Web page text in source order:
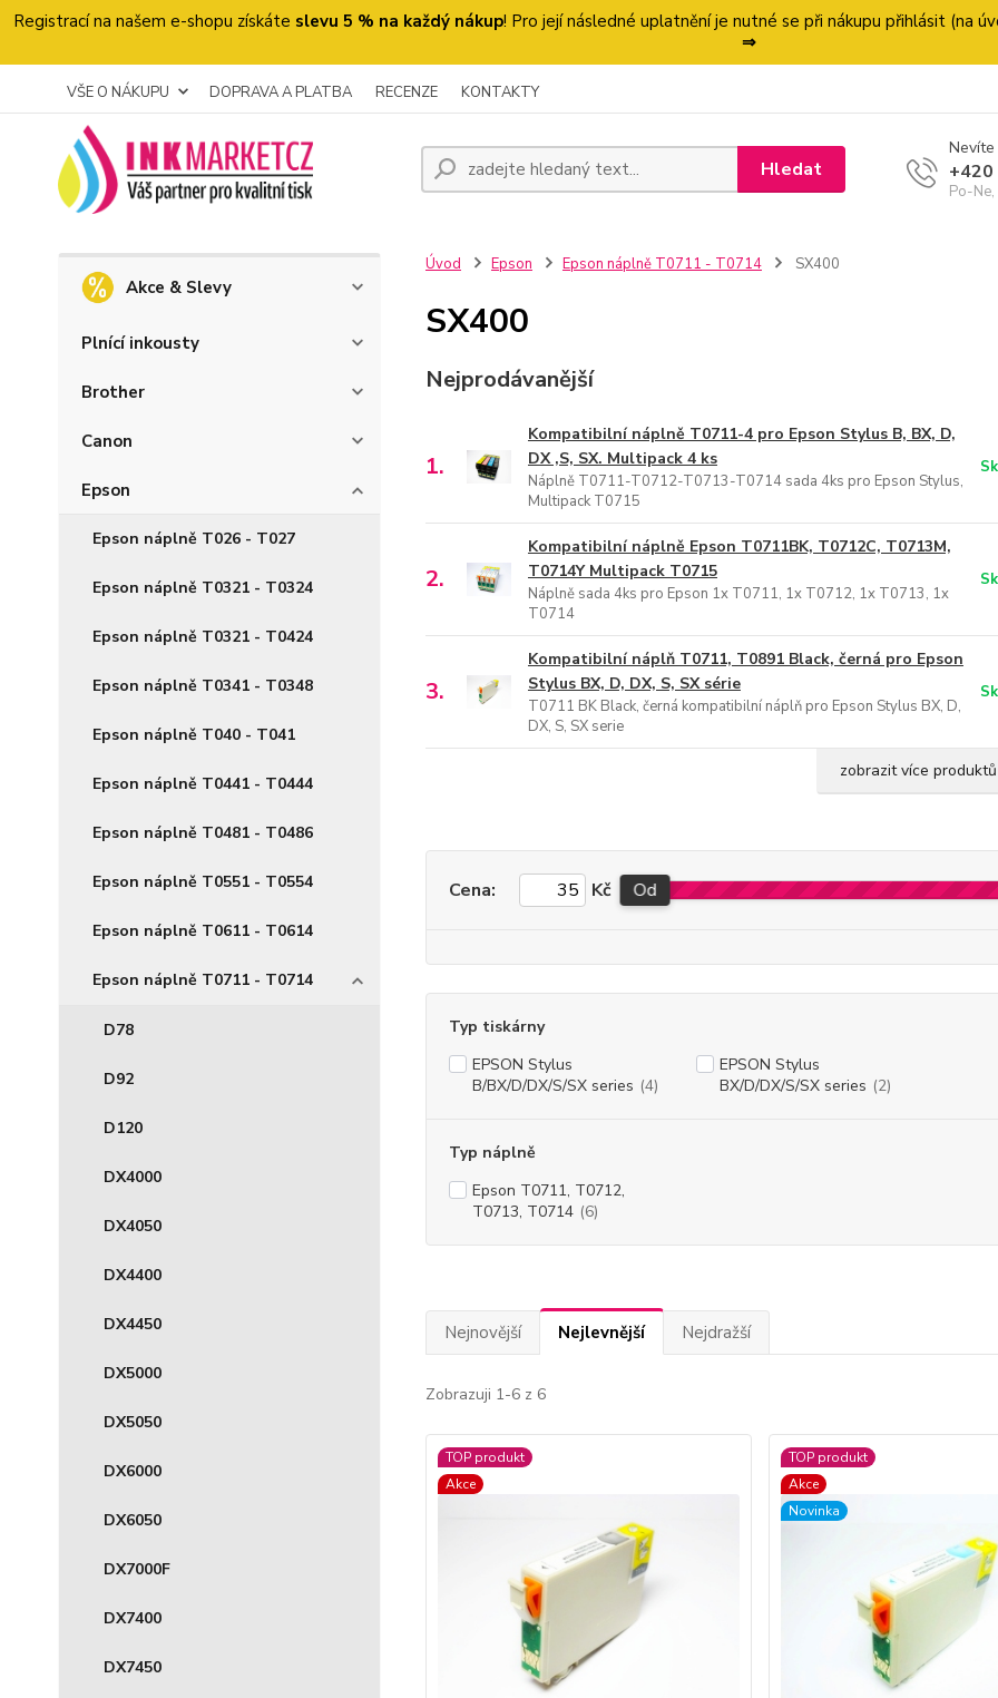
Registrací na našem e-shopu získáte slevu 5 % na každý nákup! Pro její následné uplatnění je nutné se při nákupu přihlásit (na
⇒
VŠE O NÁKUPU DOPRAVA A PLATBA RECENZE KONTAKTY
Hledat
Nevíte
Po-
Akce & Slevy
Plnící inkousty
Brother
Canon
Epson
Epson náplně T026 - T027
Epson náplně T0321 - T0324
Epson náplně T0321 - T0424
Epson náplně T0341 - T0348
Epson náplně T040 - T041
Epson náplně T0441 - T0444
Epson náplně T0481 - T0486
Epson náplně T0551 - T0554
Epson náplně T0611 - T0614
Epson náplně T0711 - T0714
D78
D92
D120
DX4000
DX4050
DX4400
DX4450
DX5000
DX5050
DX6000
DX6050
DX7000F
DX7400
DX7450
Úvod Epson Epson náplně T0711 - T0714 SX400
SX400
Nejprodávanější
1.
Kompatibilní náplně T0711-4 pro Epson Stylus B, BX, D,
DX ,S, SX. Multipack 4 ks
Náplně T0711-T0712-T0713-T0714 sada 4ks pro Epson Stylus,
Multipack T0715
2.
Kompatibilní náplně Epson T0711BK, T0712C, T0713M,
T0714Y Multipack T0715
Náplně sada 4ks pro Epson 1x T0711, 1x T0712, 1x T0713, 1x
T0714
3.
Kompatibilní náplň T0711, T0891 Black, černá pro Epson
Stylus BX, D, DX, S, SX série
T0711 BK Black, černá kompatibilní náplň pro Epson Stylus BX, D,
DX, S, SX serie
zobrazit více produktů
Cena: Kč Od
Typ tiskárny
EPSON Stylus
B/BX/D/DX/S/SX series (4)
EPSON Stylus
BX/D/DX/S/SX series (2)
Typ náplně
Epson T0711, T0712,
T0713, T0714 (6)
Nejnovější Nejlevnější Nejdražší
Zobrazuji 1-6 z 6
TOP produkt
Akce
TOP produkt
Akce
Novinka